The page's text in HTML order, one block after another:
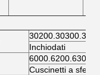
Inchiodati
Cuscinetti a sfera